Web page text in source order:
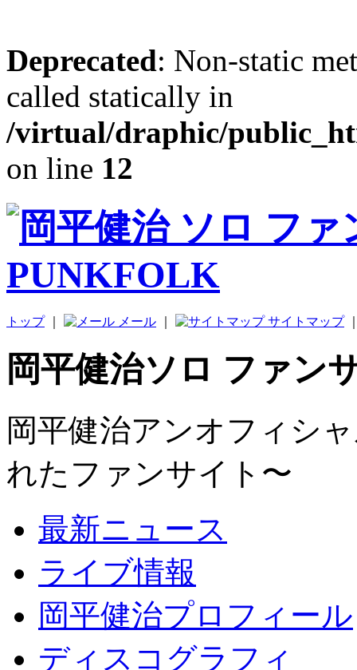
Deprecated: Non-static
called statically in
/virtual/draphic/
on line 12
トップ｜ メール サイトマップ
岡平健治ソロ ファン
岡平健治アンオフィシ
れたファンサイト〜
最新ニュース
ライブ情報
岡平健治プロフィール
ディスコグラフィ